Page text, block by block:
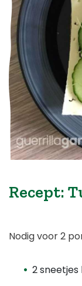
Recept:
Nodig voor 2
2